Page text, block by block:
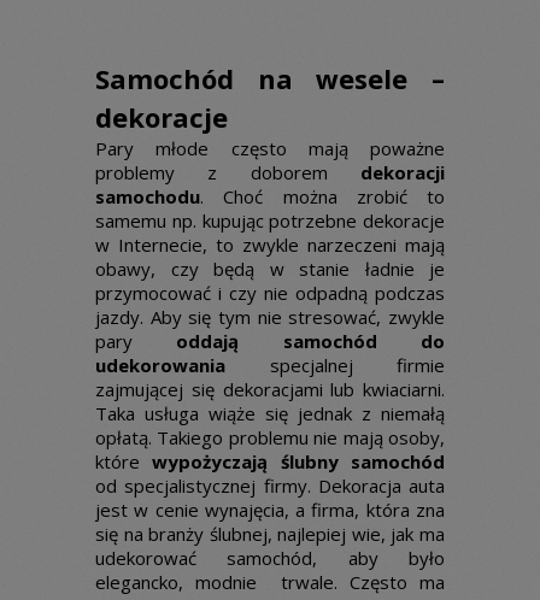
Samochód na wesele –
dekoracje
Pary młode często mają poważne
problemy z doborem dekoracji
samochodu. Choć można zrobić to
samemu np. kupując potrzebne dekoracje
w Internecie, to zwykle narzeczeni mają
obawy, czy będą w stanie ładnie je
przymocować i czy nie odpadną podczas
jazdy. Aby się tym nie stresować, zwykle
pary oddają samochód do
udekorowania specjalnej firmie
zajmującej się dekoracjami lub kwiaciarni.
Taka usługa wiąże się jednak z niemałą
opłatą. Takiego problemu nie mają osoby,
którewypożyczają ślubny samochód
od specjalistycznej firmy. Dekoracja auta
jest w cenie wynajęcia, a firma, która zna
się na branży ślubnej, najlepiej wie, jak ma
udekorować samochód, aby było
elegancko, modnie trwale. Często ma